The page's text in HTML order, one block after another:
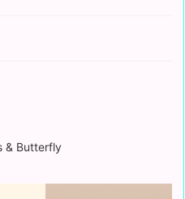
& Butterfly